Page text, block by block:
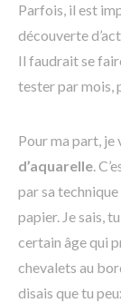
Parfois, il est
découverte
Il faudrait se
tester par mois,
Pour ma part, je
d’aquarelle.
par sa
papier. Je sais,
certain âge qui
chevalets au
disais que tu